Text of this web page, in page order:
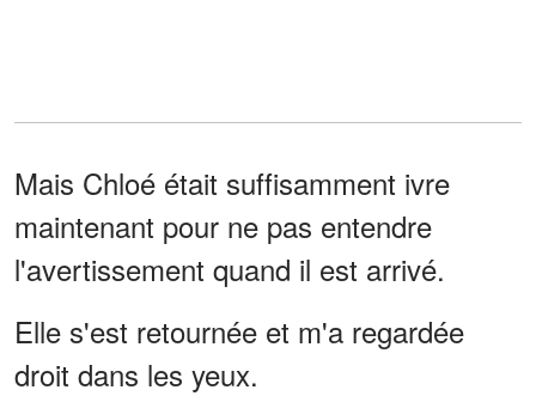
Mais Chloé était suffisamment ivre
maintenant pour ne pas entendre
l'avertissement quand il est arrivé.
Elle s'est retournée et m'a regardée
droit dans les yeux.